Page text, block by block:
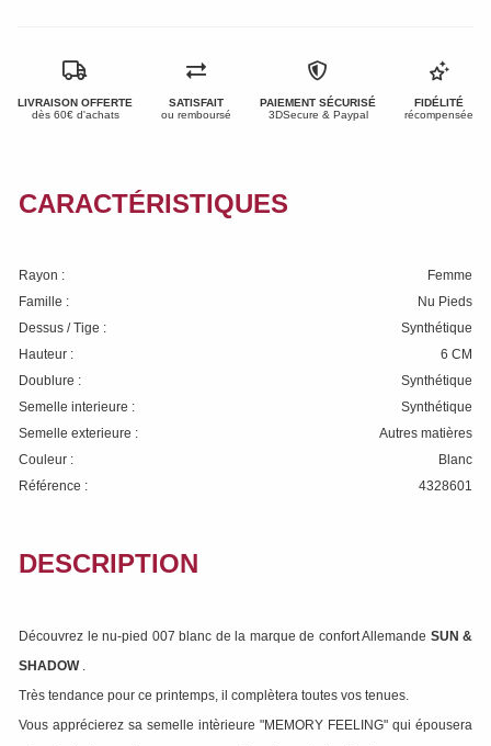
LIVRAISON OFFERTE
dès 60€ d'achats
SATISFAIT
ou remboursé
PAIEMENT SÉCURISÉ
3DSecure & Paypal
FIDÉLITÉ
récompensée
CARACTÉRISTIQUES
Rayon :
Femme
Famille :
Nu Pieds
Dessus / Tige :
Synthétique
Hauteur :
6 CM
Doublure :
Synthétique
Semelle interieure :
Synthétique
Semelle exterieure :
Autres matières
Couleur :
Blanc
Référence :
4328601
DESCRIPTION
Découvrez le nu-pied 007 blanc de la marque de confort Allemande SUN &
SHADOW .
Très tendance pour ce printemps, il complètera toutes vos tenues.
Vous apprécierez sa semelle intèrieure "MEMORY FEELING" qui épousera